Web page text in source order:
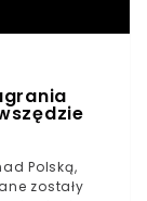
Polską,
zostały